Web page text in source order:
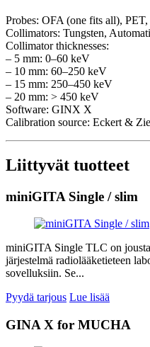
Probes: OFA (one fits all),
Collimators: Tungsten,
Collimator thicknesses:
– 5 mm: 0–60 keV
– 10 mm: 60–250 keV
– 15 mm: 250–450 keV
– 20 mm: > 450 keV
Software: GINX X
Calibration source: Eckert &
Liittyvät tuotteet
miniGITA Single / slim
miniGITA Single TLC on
järjestelmä radiolääketieteen
sovelluksiin. Se...
Pyydä tarjous Lue lisää
GINA X for MUCHA